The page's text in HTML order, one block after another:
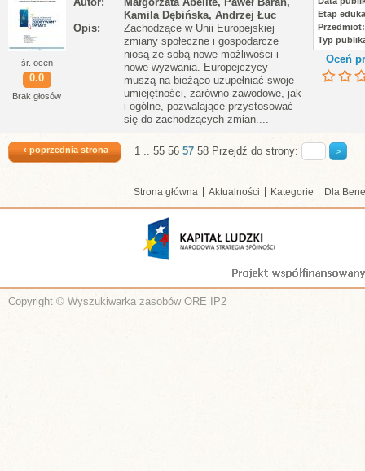
śr. ocen
0.0
Brak głosów
Kamila Dębińska, Andrzej Łuc
Opis
Zachodzące w Unii Europejskiej
zmiany społeczne i gospodarcze
niosą ze sobą nowe możliwości i
nowe wyzwania. Europejczycy
muszą na bieżąco uzupełniać swoje
umiejętności, zarówno zawodowe, jak
i ogólne, pozwalające przystosować
się do zachodzących zmian....
Etap
Przedmiot
Typ
Oceń
‹ poprzednia strona 1 .. 55 56 57 58 Przejdź do strony:
Strona główna Aktualności Kategorie Dla
Copyright © Wyszukiwarka zasobów ORE IP2